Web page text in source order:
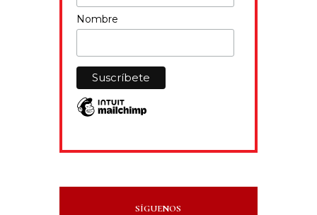
Nombre
SÍGUENOS